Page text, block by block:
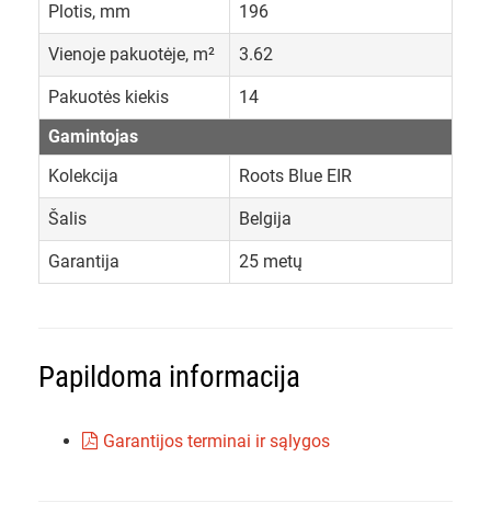
Plotis, mm 196
Vienoje pakuotėje, m² 3.62
Pakuotės kiekis
14
Gamintojas
Kolekcija
Roots Blue EIR
Šalis Belgija
Garantija 25 metų
Papildoma informacija
Garantijos terminai ir sąlygos